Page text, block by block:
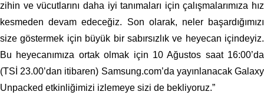
zihin ve vücutlarını daha iyi tanımaları için çalışmalarımıza hız
kesmeden devam edeceğiz. Son olarak, neler başardığımızı
size göstermek için büyük bir sabırsızlık ve heyecan içindeyiz.
Bu heyecanımıza ortak olmak için 10 Ağustos saat 16:00’da
(TSİ 23.00’dan itibaren) Samsung.com’da yayınlanacak Galaxy
Unpacked etkinliğimizi izlemeye sizi de bekliyoruz.”